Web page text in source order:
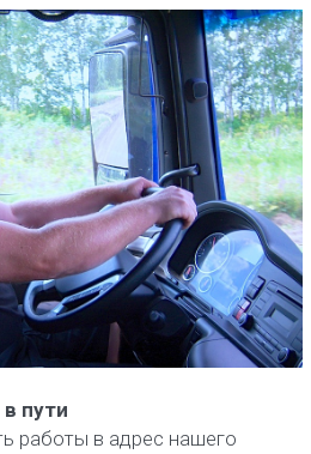
пути
работы в адрес нашего